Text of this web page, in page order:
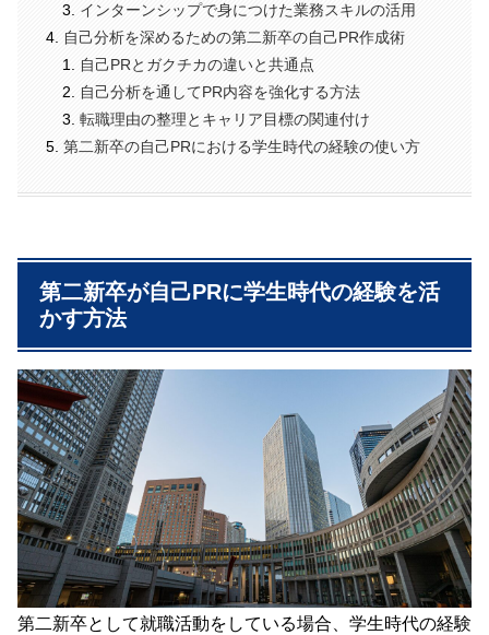
インターンシップで身につけた業務スキルの活用
自己分析を深めるための第二新卒の自己PR作成術
自己PRとガクチカの違いと共通点
自己分析を通してPR内容を強化する方法
転職理由の整理とキャリア目標の関連付け
第二新卒の自己PRにおける学生時代の経験の使い方
第二新卒が自己PRに学生時代の経験を活
かす方法
第二新卒として就職活動をしている場合、学生時代の経験